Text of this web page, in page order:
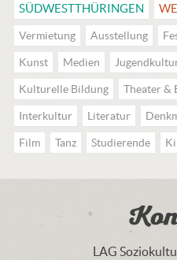
SÜDWESTTHÜRINGEN
Vermietung Ausstellung
Kunst Medien
Kulturelle Bildung Theater &
Interkultur Literatur
Film Tanz Studierende
LAG